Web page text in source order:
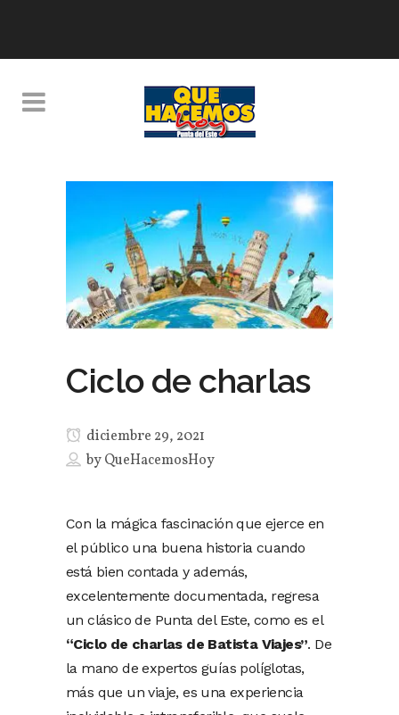
Ciclo de charlas
diciembre 29, 2021
byQueHacemosHoy
Con la mágica fascinación que ejerce en
el público una buena historia cuando
está bien contada y además,
excelentemente documentada, regresa
un clásico de Punta del Este, como es el
“Ciclo de charlas de Batista Viajes”. De
la mano de expertos guías políglotas,
más que un viaje, es una experiencia